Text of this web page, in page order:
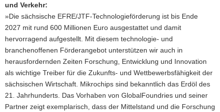
und Verkehr:
»Die sächsische EFRE/JTF-Technologieförderung ist bis Ende
2027 mit rund 600 Millionen Euro ausgestattet und damit
hervorragend aufgestellt. Mit diesem technologie- und
branchenoffenen Förderangebot unterstützen wir auch in
herausfordernden Zeiten Forschung, Entwicklung und Innovation
als wichtige Treiber für die Zukunfts- und Wettbewerbsfähigkeit der
sächsischen Wirtschaft. Mikrochips sind bekanntlich das Erdöl des
21. Jahrhunderts. Das Vorhaben von GlobalFoundries und seiner
Partner zeigt exemplarisch, dass der Mittelstand und die Forschung